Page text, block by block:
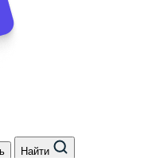
Найти